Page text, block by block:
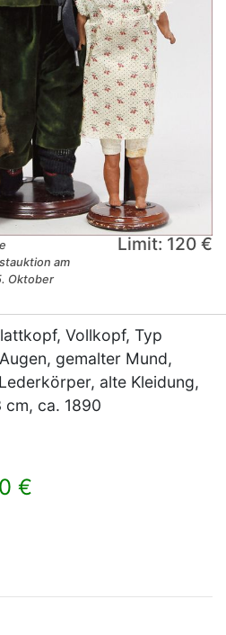
am
Oktober
Limit: 120 €
Vollkopf, Typ
gemalter Mund,
alte Kleidung,
ca. 1890
€